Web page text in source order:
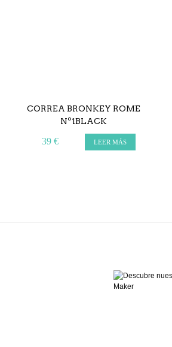
CORREA BRONKEY ROME
Nº1BLACK
39 € LEER MÁS